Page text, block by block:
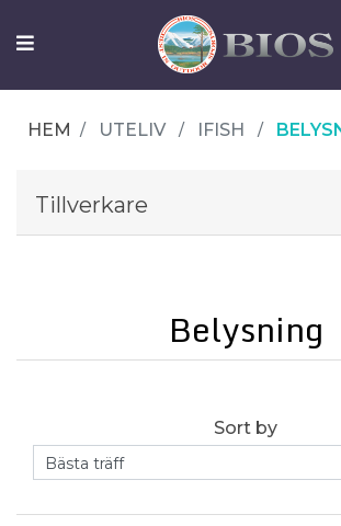
FISKEUTRUSTNING
KONTAKTA
HEM UTELIV IFISH
Tillverkare
Belysning
Sort by